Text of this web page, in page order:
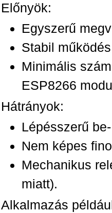
Előnyök:
Egyszerű
Stabil
Minimális
ESP8266
Hátrányok:
Lépésszerű
Nem képes
Mechanikus
miatt).
Alkalmazás